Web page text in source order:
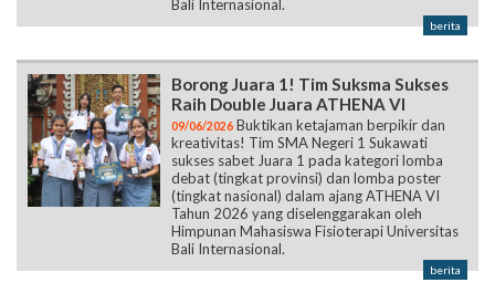
Bali Internasional.
berita
Borong Juara 1! Tim Suksma Sukses
Raih Double Juara ATHENA VI
09/06/2026 Buktikan ketajaman berpikir dan
kreativitas! Tim SMA Negeri 1 Sukawati
sukses sabet Juara 1 pada kategori lomba
debat (tingkat provinsi) dan lomba poster
(tingkat nasional) dalam ajang ATHENA VI
Tahun 2026 yang diselenggarakan oleh
Himpunan Mahasiswa Fisioterapi Universitas
Bali Internasional.
berita